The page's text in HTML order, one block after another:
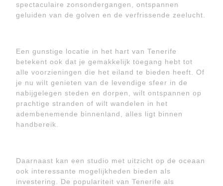
spectaculaire zonsondergangen, ontspannen
geluiden van de golven en de verfrissende zeelucht.
Een gunstige locatie in het hart van Tenerife
betekent ook dat je gemakkelijk toegang hebt tot
alle voorzieningen die het eiland te bieden heeft. Of
je nu wilt genieten van de levendige sfeer in de
nabijgelegen steden en dorpen, wilt ontspannen op
prachtige stranden of wilt wandelen in het
adembenemende binnenland, alles ligt binnen
handbereik.
Daarnaast kan een studio met uitzicht op de oceaan
ook interessante mogelijkheden bieden als
investering. De populariteit van Tenerife als